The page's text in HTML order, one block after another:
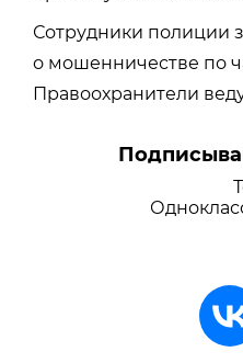
Сотрудники полиции
о мошенничестве по
Правоохранители